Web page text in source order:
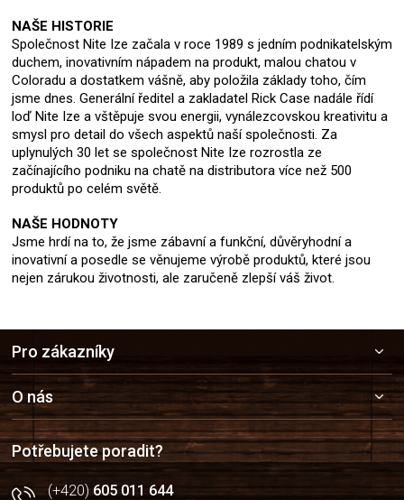
NAŠE HISTORIE
Společnost Nite Ize začala v roce 1989 s jedním podnikatelským
duchem, inovativním nápadem na produkt, malou chatou v
Coloradu a dostatkem vášně, aby položila základy toho, čím
jsme dnes. Generální ředitel a zakladatel Rick Case nadále řídí
loď Nite Ize a vštěpuje svou energii, vynálezcovskou kreativitu a
smysl pro detail do všech aspektů naší společnosti. Za
uplynulých 30 let se společnost Nite Ize rozrostla ze
začínajícího podniku na chatě na distributora více než 500
produktů po celém světě.
NAŠE HODNOTY
Jsme hrdí na to, že jsme zábavní a funkční, důvěryhodní a
inovativní a posedle se věnujeme výrobě produktů, které jsou
nejen zárukou životnosti, ale zaručeně zlepší váš život.
a
t
í
Pro zákazníky
O nás
Potřebujete poradit?
(+420)605 011 644